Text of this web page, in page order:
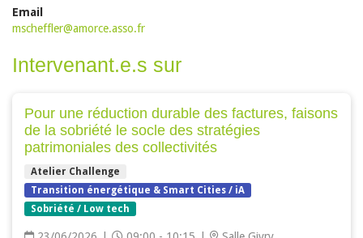
Email
mscheffler@amorce.asso.fr
Intervenant.e.s sur
Pour une réduction durable des factures, faisons
de la sobriété le socle des stratégies
patrimoniales des collectivités
Atelier Challenge
Transition énergétique & Smart Cities / iA
Sobriété / Low tech